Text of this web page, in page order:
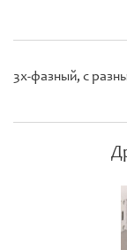
3х-фазный, с